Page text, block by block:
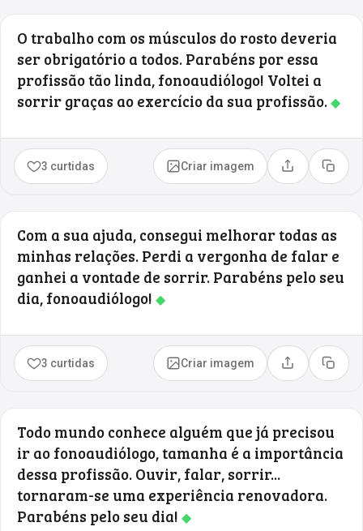
O trabalho com os músculos do rosto deveria
ser obrigatório a todos. Parabéns por essa
profissão tão linda, fonoaudiólogo! Voltei a
sorrir graças ao exercício da sua profissão.◆
3 curtidas Criar imagem Compartilhar
Copiar
Com a sua ajuda, consegui melhorar todas as
minhas relações. Perdi a vergonha de falar e
ganhei a vontade de sorrir. Parabéns pelo seu
dia, fonoaudiólogo! ◆
3 curtidas Criar imagem Compartilhar
Copiar
Todo mundo conhece alguém que já precisou
ir ao fonoaudiólogo, tamanha é a importância
dessa profissão. Ouvir, falar, sorrir...
tornaram-se uma experiência renovadora.
Parabéns pelo seu dia! ◆